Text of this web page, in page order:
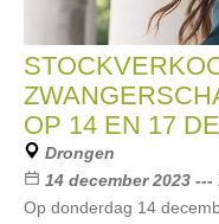
OP 14 EN 17
Drongen
14 december 2023
Op donderdag 14